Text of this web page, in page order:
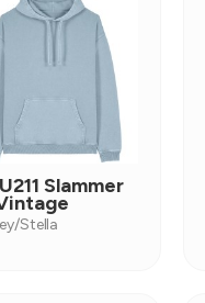
Slammer
Stella